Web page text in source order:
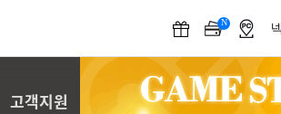
N OFF
고객지원